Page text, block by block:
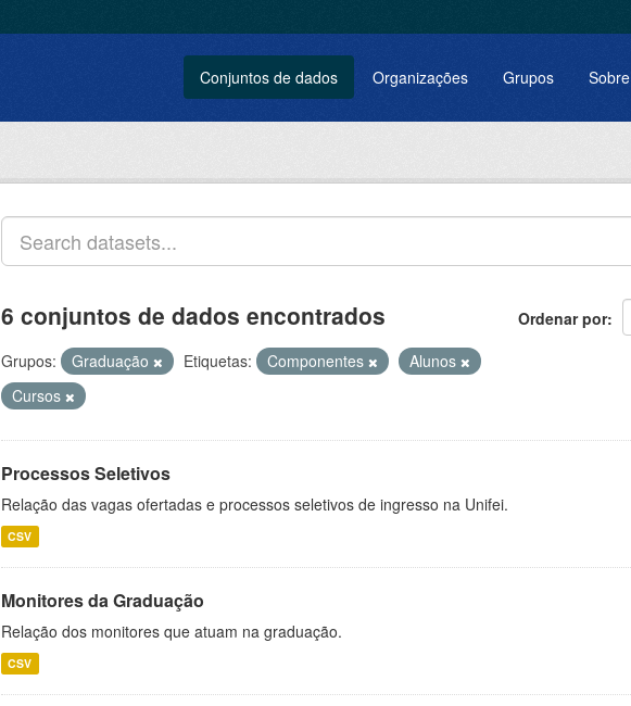
Conjuntos de dados Organizações Grupos Sobre
Ordenar por
6 conjuntos de dados encontrados
Grupos: Graduação Etiquetas: Componentes
Alunos
Cursos
Processos Seletivos
Relação das vagas ofertadas e processos seletivos de ingresso na Unifei.
CSV
Monitores da Graduação
Relação dos monitores que atuam na graduação.
CSV